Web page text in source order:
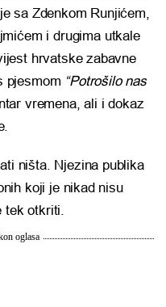
sa Zdenkom Runjićem,
i drugima utkale
hrvatske zabavne
pjesmom “Potrošilo nas
vremena, ali i dokaz
ništa. Njezina publika
koji je nikad nisu
tek otkriti.
oglasa